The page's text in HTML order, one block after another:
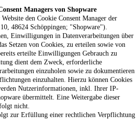
Managers von Shopware
den Cookie Consent Manager der
48624 Schöppingen; "Shopware").
Einwilligungen in Datenverarbeitungen über
Setzen von Cookies, zu erteilen sowie von
erteilte Einwilligungen Gebrauch zu
dient dem Zweck, erforderliche
einzuholen sowie zu dokumentieren
einzuhalten. Hierzu können Cookies
Nutzerinformationen, inkl. Ihrer IP-
übermittelt. Eine Weitergabe dieser
nicht.
zur Erfüllung einer rechtlichen Verpflichtung